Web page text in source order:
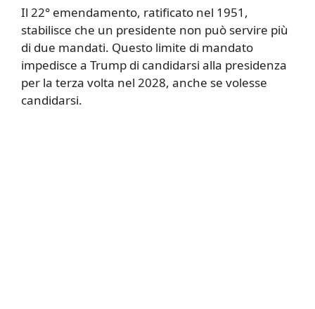
Il 22° emendamento, ratificato nel 1951,
stabilisce che un presidente non può servire più
di due mandati. Questo limite di mandato
impedisce a Trump di candidarsi alla presidenza
per la terza volta nel 2028, anche se volesse
candidarsi.